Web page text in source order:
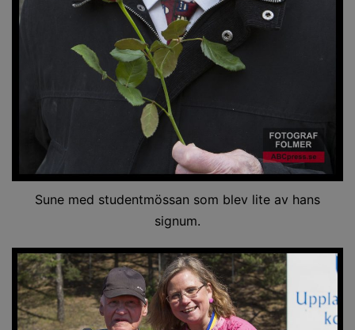
Sune med studentmössan som blev lite av hans
signum.